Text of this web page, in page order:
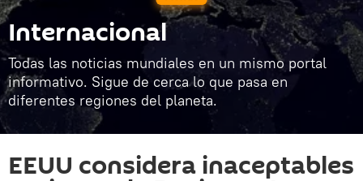
Internacional
Todas las noticias mundiales en un mismo portal
informativo. Sigue de cerca lo que pasa en
diferentes regiones del planeta.
EEUU considera inaceptables